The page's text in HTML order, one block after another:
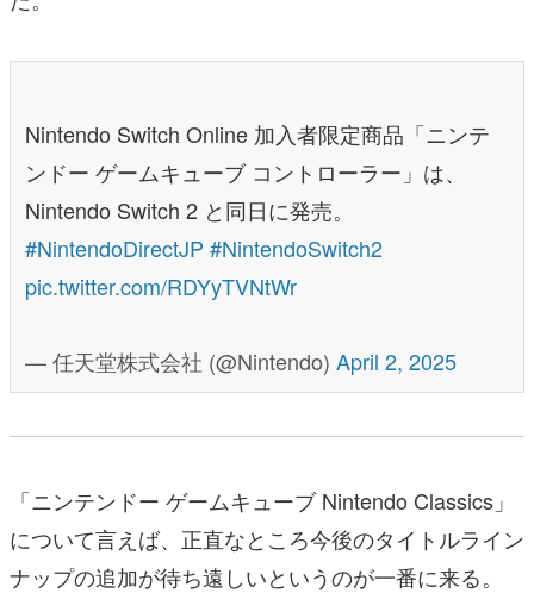
Nintendo Switch Online 加入者限定商品「ニンテ
ンドー ゲームキューブ コントローラー」は、
Nintendo Switch 2 と同日に発売。
#NintendoDirectJP #NintendoSwitch2
pic.twitter.com/RDYyTVNtWr
— 任天堂株式会社 (@Nintendo) April 2, 2025
「ニンテンドー ゲームキューブ Nintendo Classics」
について言えば、正直なところ今後のタイトルライン
ナップの追加が待ち遠しいというのが一番に来る。